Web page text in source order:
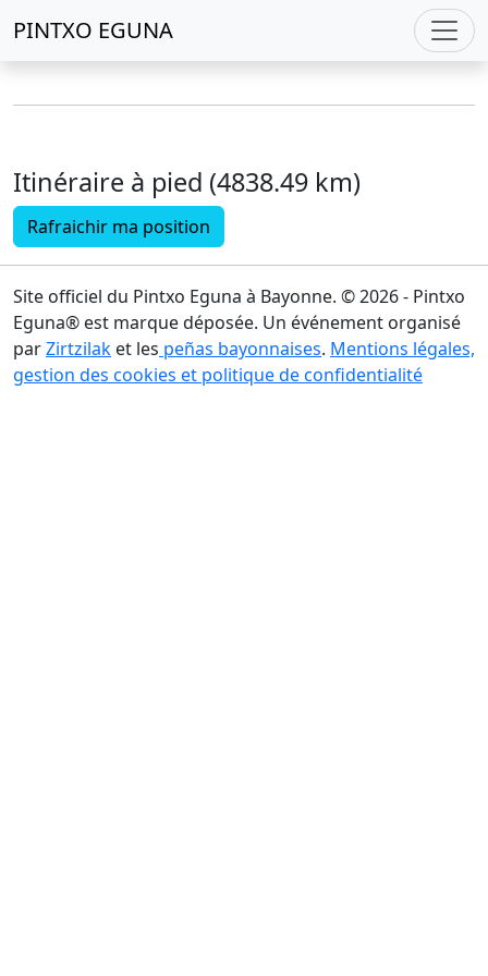
PINTXO EGUNA
Itinéraire à pied (4838.49 km)
Rafraichir ma position
Site officiel du Pintxo Eguna à Bayonne. © 2026 - Pintxo
Eguna® est marque déposée. Un événement organisé
parZirtzilak et les peñas bayonnaises. Mentions légales,
gestion des cookies et politique de confidentialité